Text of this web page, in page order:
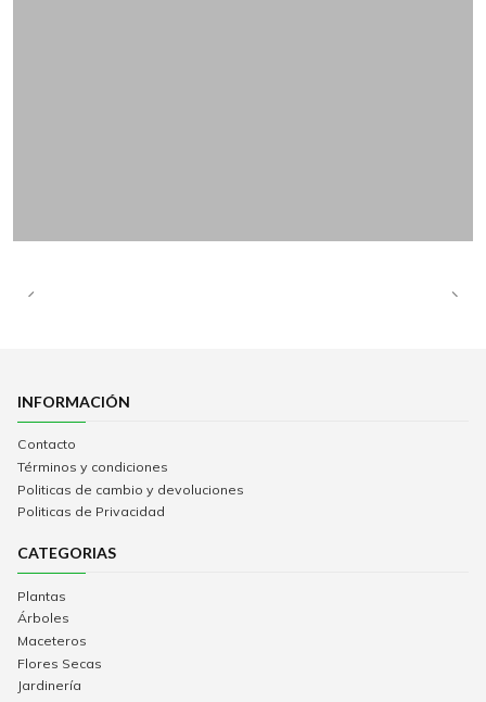
INFORMACIÓN
Contacto
Términos y condiciones
Politicas de cambio y devoluciones
Politicas de Privacidad
CATEGORIAS
Plantas
Árboles
Maceteros
Flores Secas
Jardinería